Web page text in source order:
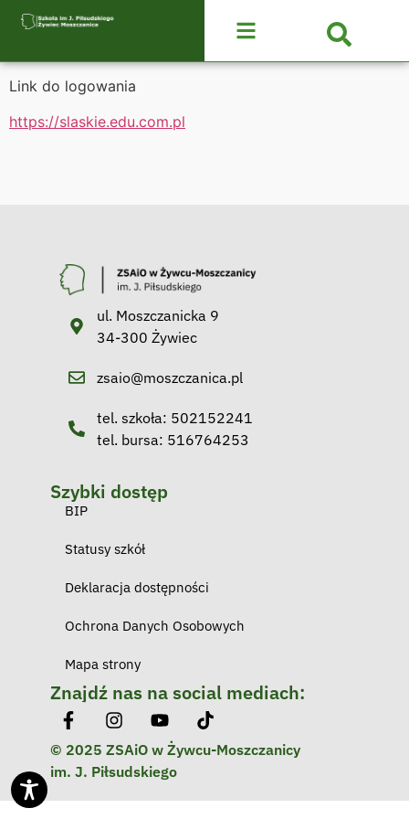
Link do logowania
https://slaskie.edu.com.pl
ul. Moszczanicka 9
34-300 Żywiec
zsaio@moszczanica.pl
tel. szkoła: 502152241
tel. bursa: 516764253
Szybki dostęp
BIP
Statusy szkół
Deklaracja dostępności
Ochrona Danych Osobowych
Mapa strony
Znajdź nas na social mediach:
© 2025 ZSAiO w Żywcu-Moszczanicy
im. J. Piłsudskiego